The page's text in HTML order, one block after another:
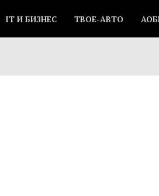
IT И БИЗНЕС ТВОЕ-АВТО